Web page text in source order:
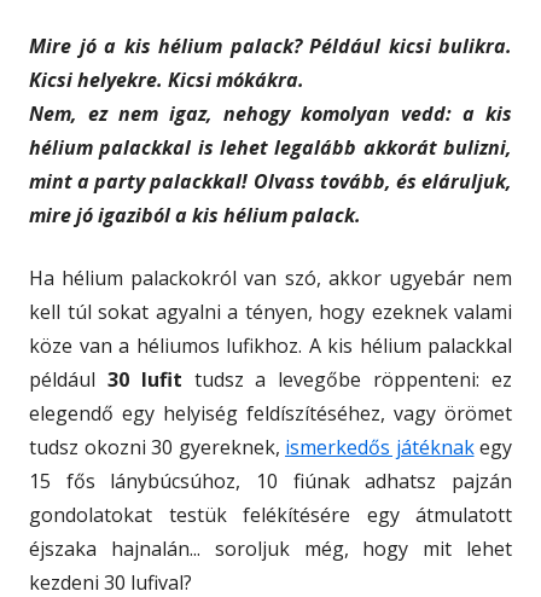
Mire jó a kis hélium palack? Például kicsi bulikra.
Kicsi helyekre. Kicsi mókákra.
Nem, ez nem igaz, nehogy komolyan vedd: a kis
hélium palackkal is lehet legalább akkorát bulizni,
mint a party palackkal! Olvass tovább, és eláruljuk,
mire jó igaziból a kis hélium palack.
Ha hélium palackokról van szó, akkor ugyebár nem
kell túl sokat agyalni a tényen, hogy ezeknek valami
köze van a héliumos lufikhoz. A kis hélium palackkal
például 30 lufit tudsz a levegőbe röppenteni: ez
elegendő egy helyiség feldíszítéséhez, vagy örömet
tudsz okozni 30 gyereknek, ismerkedős játéknakegy
15 fős lánybúcsúhoz, 10 fiúnak adhatsz pajzán
gondolatokat testük felékítésére egy átmulatott
éjszaka hajnalán... soroljuk még, hogy mit lehet
kezdeni 30 lufival?